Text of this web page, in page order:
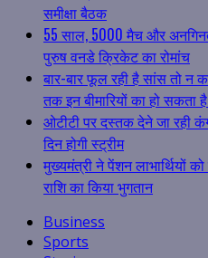
समीक्षा बैठक
55 साल, 5000 मैच और
पुरुष वनडे क्रिकेट का रोमांच
बार-बार फूल रही है सांस तो
तक इन बीमारियों का हो
ओटीटी पर दस्तक देने जा रही
दिन होगी स्ट्रीम
मुख्यमंत्री ने पेंशन लाभार्थियों
राशि का किया भुगतान
Business
Sports